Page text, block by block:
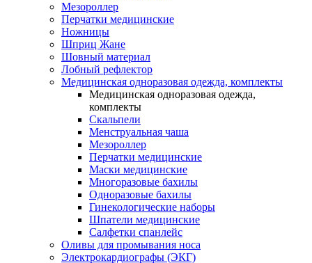
Мезороллер
Перчатки медицинские
Ножницы
Шприц Жане
Шовный материал
Лобный рефлектор
Медицинская одноразовая одежда, комплекты
Медицинская одноразовая одежда,
комплекты
Скальпели
Менструальная чаша
Мезороллер
Перчатки медицинские
Маски медицинские
Многоразовые бахилы
Одноразовые бахилы
Гинекологические наборы
Шпатели медицинские
Салфетки спанлейс
Оливы для промывания носа
Электрокардиографы (ЭКГ)